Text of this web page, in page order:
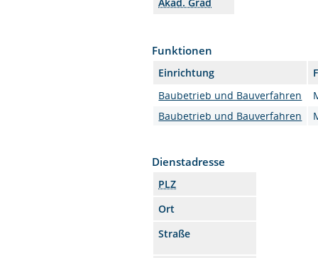
Funktionen
Einrichtung
Baubetrieb und Bauverfahren
Baubetrieb und Bauverfahren
Dienstadresse
PLZ
Ort
Straße